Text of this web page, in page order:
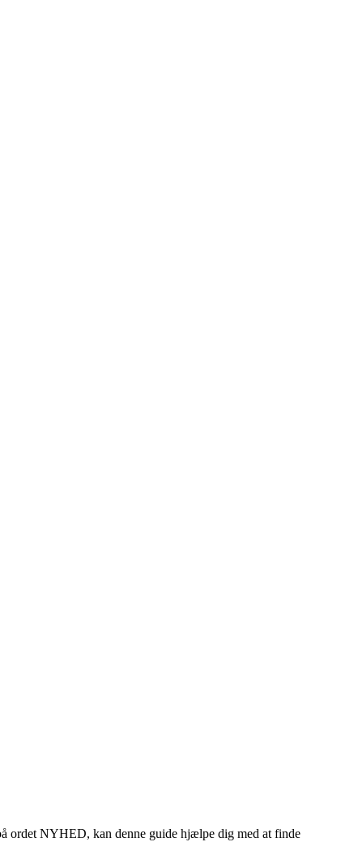
ordet NYHED, kan denne guide hjælpe dig med at finde